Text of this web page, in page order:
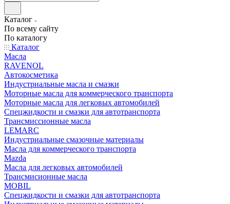
Каталог
По всему сайту
По каталогу
Каталог
Масла
RAVENOL
Автокосметика
Индустриальные масла и смазки
Моторные масла для коммерческого транспорта
Моторные масла для легковых автомобилей
Спецжидкости и смазки для автотранспорта
Трансмиссионные масла
LEMARC
Индустриальные смазочные материалы
Масла для коммерческого транспорта
Mazda
Масла для легковых автомобилей
Трансмисионные масла
MOBIL
Cпецжидкости и смазки для автотранспорта